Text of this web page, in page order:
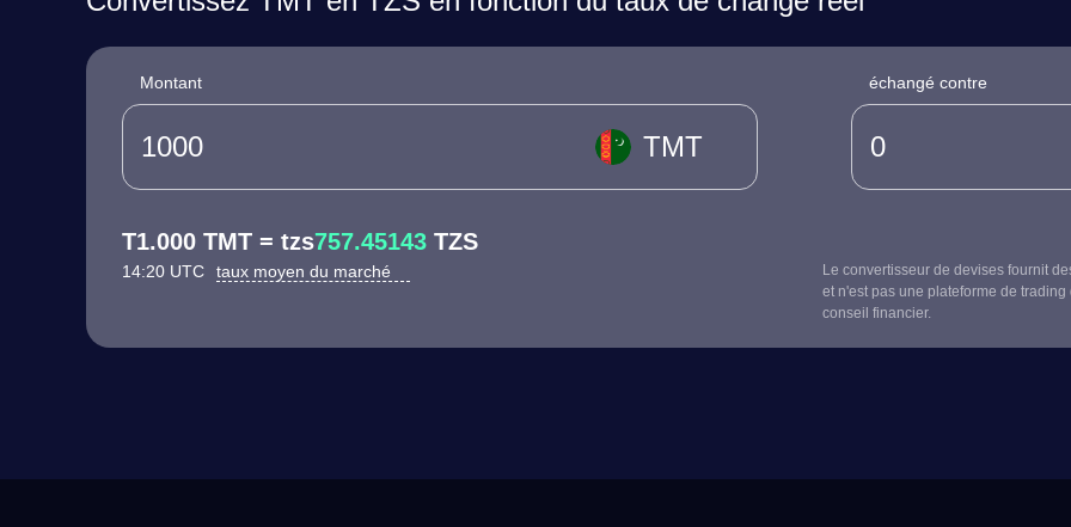
Montant
TMT
échangé contre
T1.000 TMT = tzs757.45143 TZS
14:20 UTC taux moyen du marché
Le convertisseur de devises fournit
et n'est pas une plateforme de
conseil financier.